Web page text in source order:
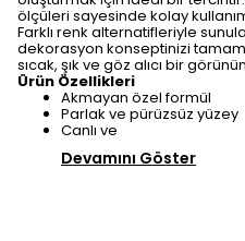
ölçüleri sayesinde kolay
Farklı renk alternatifleriyle
dekorasyon konseptinizi
sıcak, şık ve göz alıcı bir
Ürün Özellikleri
Akmayan özel formül
Parlak ve pürüzsüz yüzey
Canlı ve
Devamını Göster